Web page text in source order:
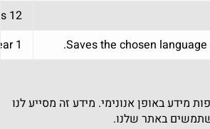
12 months
Saves the chosen language.
1 year
מידע באופן אנונימי. מידע זה מסייע לנו
באתר שלנו.